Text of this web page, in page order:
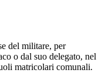
del militare, per
o dal suo delegato, nel
matricolari comunali.